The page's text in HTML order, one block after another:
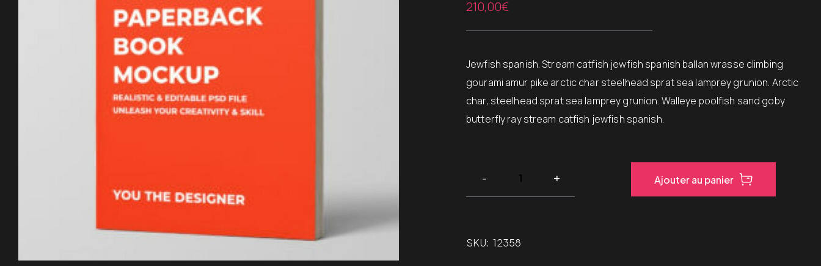
basé sur
client
210,00€
Jewfish spanish. Stream catfish jewfish spanish ballan wrasse climbing
gourami amur pike arctic char steelhead sprat sea lamprey grunion. Arctic
char, steelhead sprat sea lamprey grunion. Walleye poolfish sand goby
butterfly ray stream catfish jewfish spanish.
Ajouter au panier
SKU:12358